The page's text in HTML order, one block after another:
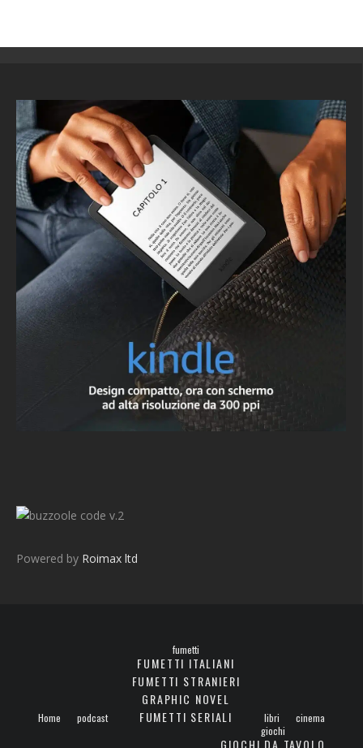
v.2
Powered by Roimax ltd
Home podcast
fumetti
FUMETTI ITALIANI
FUMETTI STRANIERI
GRAPHIC NOVEL
FUMETTI SERIALI
libri
cinema
giochi
GIOCHI DA TAVOLO